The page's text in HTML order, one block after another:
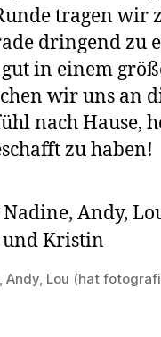
tragen wir
dringend zu
in einem
wir uns an
nach Hause,
zu haben!
Andy, Lou (hat